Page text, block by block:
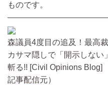
ものです。
森議員4度目の追及！最高
カサマ隠しで「開示しな
斬る!! [Civil Opinions
記事配信元）